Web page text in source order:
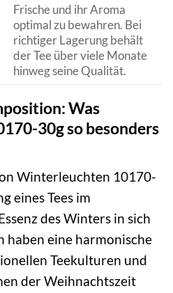
Frische und ihr Aroma
optimal zu bewahren. Bei
richtiger Lagerung behält
der Tee über viele Monate
hinweg seine Qualität.
Was
30g so besonders
Winterleuchten 10170-
eines Tees im
des Winters in sich
haben eine harmonische
Teekulturen und
der Weihnachtszeit